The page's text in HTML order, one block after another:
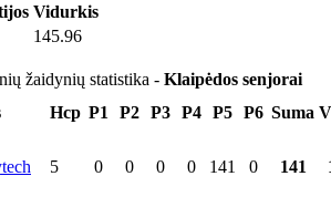
Vidurkis
145.96
žaidynių statistika - Klaipėdos senjorai
Hcp P1 P2 P3 P4 P5 P6 Suma
5 0 0 0 0 141 0 141